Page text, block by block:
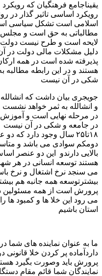
یقیناجامع فرهنگیان که
رویکرد اساسی تاثیر گذار در
اسلامی است تشکل سیاسی
مطالباتی به حق است و
لایحه است و طرح نیست دولت
دلیل مشکلات مالی دولت در
پذیرفته شده است در همه
هستند و در این رابطه
شکی در آن نیست
جویجری بیان داشت که
و انشالله به ثمر خواهد
در مرحله نهایی است و
در جامعه و شکی در آن نیست
۱۸تا۲۵ سال وجود دارد
دومکم سوادی می باشد و
بالایی دارندو این دو عنصر
هستند توسعه انسانی در هر
می سنجد نرخ اشتغال و نرخ
بیشترتوسعه همه جانبه هم
پرورش است از همه مسئولین
می رود این خلا ها و کمبود ها
استان باشیم
ما به عنوان نماینده های شما
داردآماده پر کردن خلا
پرورش باید وصورت بگیرد
نمایندگان شما قائم مقام